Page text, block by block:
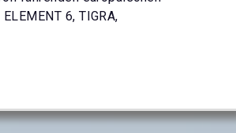
6, TIGRA,
seiner Erfahrung.